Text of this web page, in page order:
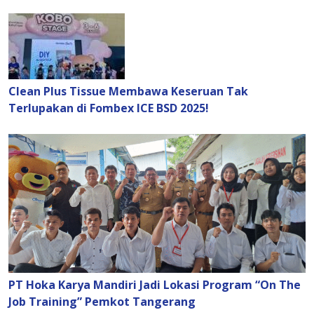
Clean Plus Tissue Membawa Keseruan Tak
Terlupakan di Fombex ICE BSD 2025!
PT Hoka Karya Mandiri Jadi Lokasi Program “On The
Job Training” Pemkot Tangerang